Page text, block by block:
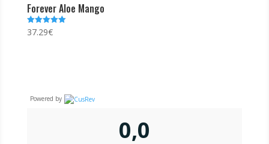
Forever Aloe Mango
Note
5.00
37.29€
Powered by
0,0